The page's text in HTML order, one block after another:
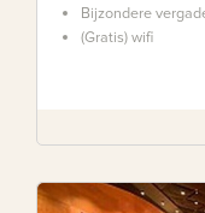
Bijzondere
(Gratis) wifi